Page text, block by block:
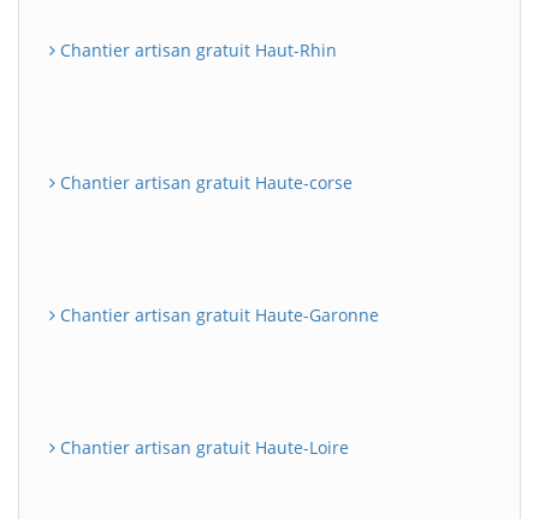
Chantier artisan gratuit Haut-Rhin
Chantier artisan gratuit Haute-corse
Chantier artisan gratuit Haute-Garonne
Chantier artisan gratuit Haute-Loire